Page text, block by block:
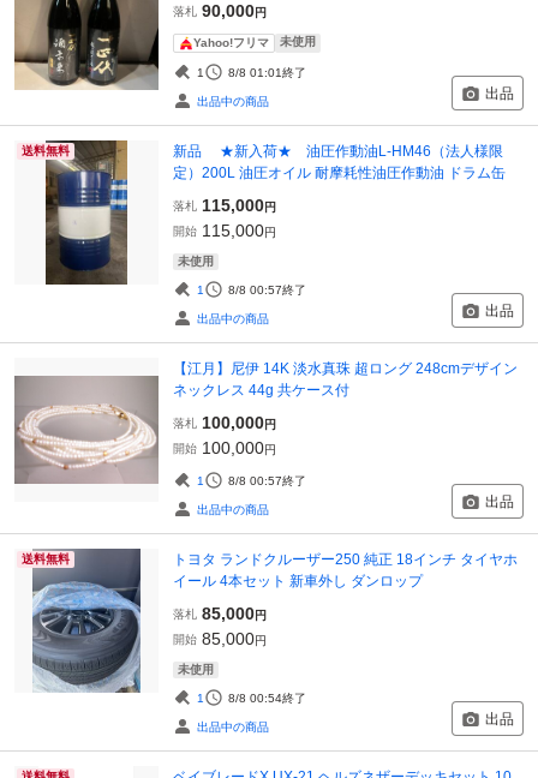
落札 90,000円
Yahoo!フリマ 未使用
1 8/8 01:01終了
出品中の商品 出品
送料無料
新品 ★新入荷★ 油圧作動油L-HM46（法人様限
定）200L 油圧オイル 耐摩耗性油圧作動油 ドラム缶
落札 115,000円
開始 115,000円
未使用
1 8/8 00:57終了
出品中の商品 出品
【江月】尼伊 14K 淡水真珠 超ロング 248cmデザイン
ネックレス 44g 共ケース付
落札 100,000円
開始 100,000円
1 8/8 00:57終了
出品中の商品 出品
送料無料
トヨタ ランドクルーザー250 純正 18インチ タイヤホ
イール 4本セット 新車外し ダンロップ
落札 85,000円
開始 85,000円
未使用
1 8/8 00:54終了
出品中の商品 出品